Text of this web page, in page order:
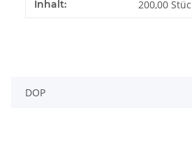
Inhalt: 200,00
DOP